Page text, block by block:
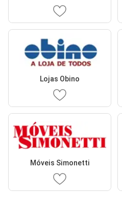
Lojas Obino
Móveis Simonetti